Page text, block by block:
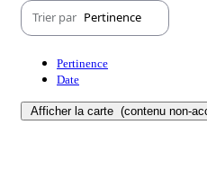
Trier par Pertinence
Pertinence
Date
Afficher la carte (contenu non-